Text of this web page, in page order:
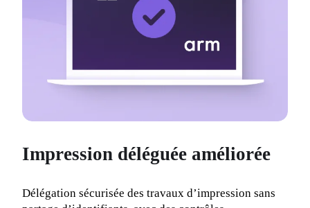
Impression déléguée améliorée
Délégation sécurisée des travaux d’impression sans